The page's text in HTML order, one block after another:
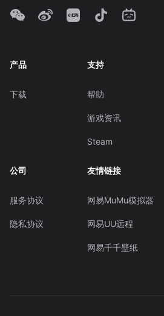
产品
下载
支持
帮助
游戏资讯
Steam
公司
服务协议
隐私协议
友情链接
网易MuMu模拟器
网易UU远程
网易千千壁纸